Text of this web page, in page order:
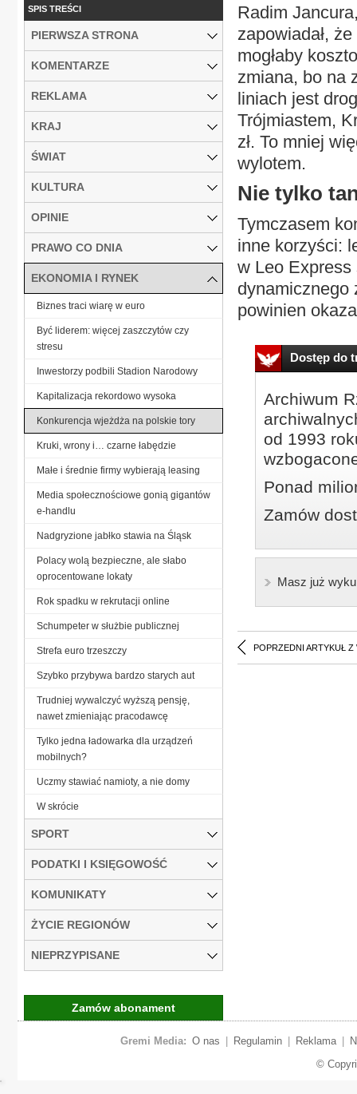
Radim
zapowiadał,
mogłaby
zmiana, bo na
liniach jest
Trójmiastem,
zł. To mniej
wylotem.
Nie tylko
Tymczasem
inne korzyści:
w Leo Express
dynamicznego
powinien
Dostęp do
Archiwum
od 1993
Ponad
Zamów
Masz już
POPRZEDNI ARTYKUŁ Z
SPIS TREŚCI
PIERWSZA STRONA
KOMENTARZE
REKLAMA
KRAJ
ŚWIAT
KULTURA
OPINIE
PRAWO CO DNIA
EKONOMIA I RYNEK
Biznes traci wiarę w euro
Być liderem: więcej zaszczytów czy
stresu
Inwestorzy podbili Stadion Narodowy
Kapitalizacja rekordowo wysoka
Konkurencja wjeżdża na polskie tory
Kruki, wrony i… czarne łabędzie
Małe i średnie firmy wybierają leasing
Media społecznościowe gonią gigantów
e-handlu
Nadgryzione jabłko stawia na Śląsk
Polacy wolą bezpieczne, ale słabo
oprocentowane lokaty
Rok spadku w rekrutacji online
Schumpeter w służbie publicznej
Strefa euro trzeszczy
Szybko przybywa bardzo starych aut
Trudniej wywalczyć wyższą pensję,
nawet zmieniając pracodawcę
Tylko jedna ładowarka dla urządzeń
mobilnych?
Uczmy stawiać namioty, a nie domy
W skrócie
SPORT
PODATKI I KSIĘGOWOŚĆ
KOMUNIKATY
ŻYCIE REGIONÓW
NIEPRZYPISANE
Zamów abonament
Gremi Media: O nas Regulamin Reklama
©